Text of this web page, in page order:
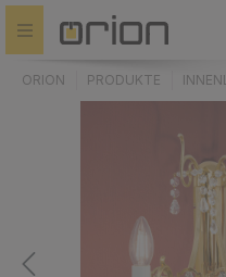
springen
ORION PRODUKTE